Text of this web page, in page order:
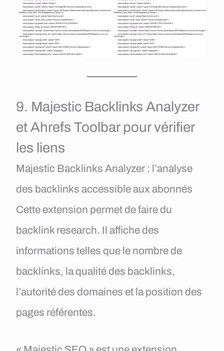
9. Majestic Backlinks Analyzer
et Ahrefs Toolbar pour vérifier
les liens
Majestic Backlinks Analyzer : l’analyse
des backlinks accessible aux abonnés
Cette extension permet de faire du
backlink research. Il affiche des
informations telles que le nombre de
backlinks, la qualité des backlinks,
l’autorité des domaines et la position des
pages référentes.